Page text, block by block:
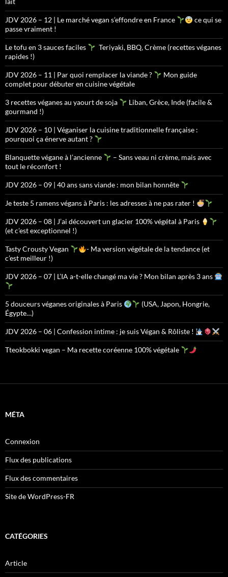
JDV 2026 – 12 | Le marché vegan s’effondre en France
ce qui se
passe vraiment !
Le tofu en 3 sauces faciles
Teriyaki, BBQ, Crème (recettes véganes
rapides !)
JDV 2026 – 11 | Par quoi remplacer la viande ?
Mon guide
complet pour débuter en cuisine végétale
3 recettes véganes au yaourt de soja
Liban, Grèce, Inde (facile &
gourmand !)
JDV 2026 – 10 | Véganiser la cuisine traditionnelle française :
pourquoi ça énerve autant ?
Blanquette végane à l’ancienne
– Sans veau ni crème, mais avec
tout le réconfort !
JDV 2026 – 09 | 40 ans sans viande : mon bilan honnête
Je teste 5 ramens végans à Paris : les adresses à ne pas rater !
JDV 2026 – 08 | J’ai découvert un glacier 100% végétal à Paris
(et c’est exceptionnel !)
Tasty Crousty Vegan
- Ma version végétale de la tendance (et
c’est meilleur !)
JDV 2026 – 07 | L’IA a-t-elle changé ma vie ? Mon bilan après 3 ans
5 douceurs véganes originales à Paris
(USA, Japon, Hongrie,
Égypte…)
JDV 2026 – 06 | Confession intime : je suis Végan & Rôliste !
Tteokbokki vegan – Ma recette coréenne 100% végétale
MÉTA
Connexion
Flux des publications
Flux des commentaires
Site de WordPress-FR
CATÉGORIES
Article